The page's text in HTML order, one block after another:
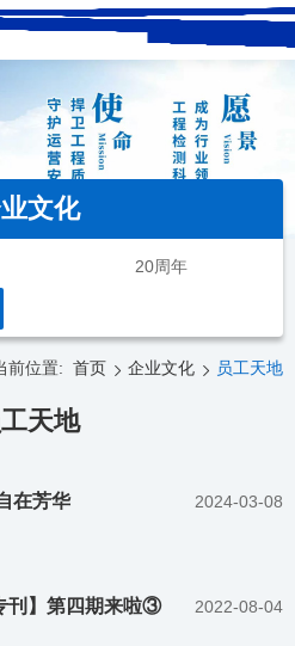
文化
20周年
天地
前位置: 首页 企业文化 员工天地
在芳华 2024-03-08
刊】第四期来啦③ 2022-08-04